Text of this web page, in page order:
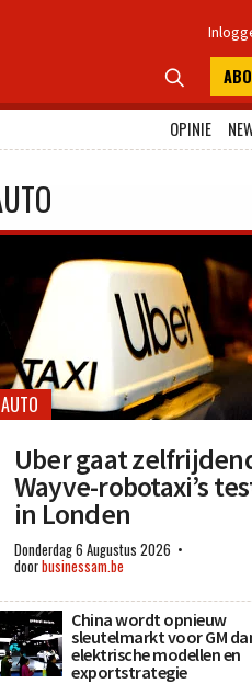

OPINIE
AUTO
Uber gaat
Wayve-robotaxi’s
in Londen
Donderdag 6 Augustus 2026
doorbusinessam.be
China wordt opnieuw
sleutelmarkt voor GM
elektrische modellen en
exportstrategie